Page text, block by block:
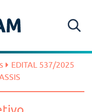
EDITAL 537/2025